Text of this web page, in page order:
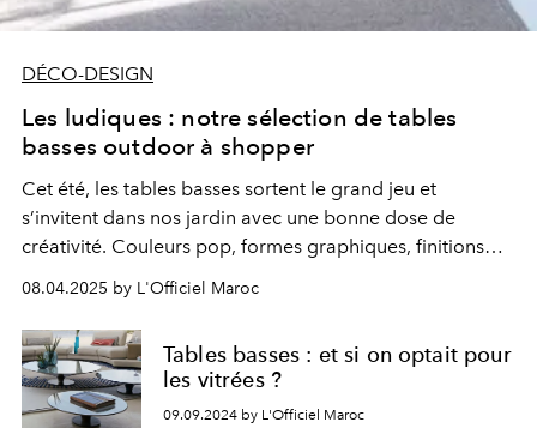
DÉCO-DESIGN
Les ludiques : notre sélection de tables
basses outdoor à shopper
Cet été, les tables basses sortent le grand jeu et
s’invitent dans nos jardin avec une bonne dose de
créativité. Couleurs pop, formes graphiques, finitions
audacieuses : ces modèles ludiques bousculent les
codes du mobilier d’extérieur et donnent le ton d’un
outdoor à la fois fantaisiste et stylé.
08.04.2025 by L'Officiel Maroc
Tables basses : et si on optait pour
les vitrées ?
09.09.2024 by L'Officiel Maroc